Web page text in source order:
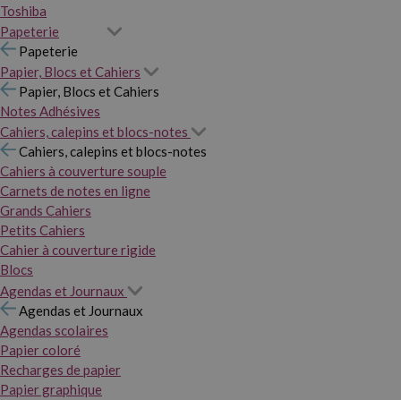
Toshiba
Papeterie
Papeterie
Papier, Blocs et Cahiers
Papier, Blocs et Cahiers
Notes Adhésives
Cahiers, calepins et blocs-notes
Cahiers, calepins et blocs-notes
Cahiers à couverture souple
Carnets de notes en ligne
Grands Cahiers
Petits Cahiers
Cahier à couverture rigide
Blocs
Agendas et Journaux
Agendas et Journaux
Agendas scolaires
Papier coloré
Recharges de papier
Papier graphique